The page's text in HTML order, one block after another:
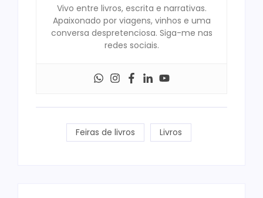
Vivo entre livros, escrita e narrativas.
Apaixonado por viagens, vinhos e uma
conversa despretenciosa. Siga-me nas
redes sociais.
Feiras de livros Livros